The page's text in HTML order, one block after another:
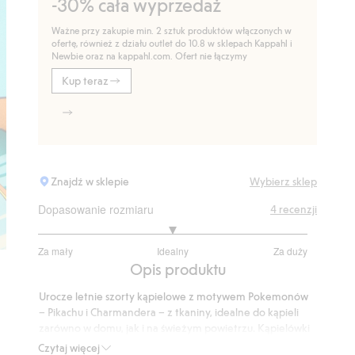
Ważne przy zakupie min. 2 sztuk produktów włączonych w
ofertę, również z działu outlet do 10.8 w sklepach Kappahl i
Newbie oraz na kappahl.com. Ofert nie łączymy
Kup teraz
Znajdź w sklepie Wybierz sklep
Dopasowanie rozmiaru
Za mały Idealny Za duży
na
3
głosów
4 recenzji
Opis produktu
Czytaj więcej
Urocze letnie szorty kąpielowe z motywem Pokemonów
– Pikachu i Charmandera – z tkaniny, idealne do kąpieli
mają gumę w pasie, ze sznureczkiem oraz kieszenie po